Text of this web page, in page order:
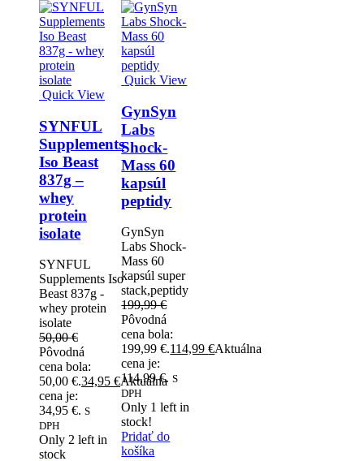
Quick View
SYNFUL
Supplements
Iso Beast
837g –
whey
protein
isolate
SYNFUL
Supplements Iso
Beast 837g -
whey protein
isolate
50,00€
Pôvodná
cena bola:
50,00 €.34,95 €Aktuálna
cena je:
34,95 €. S
DPH
Only 2 left in
stock
Quick View
GynSyn
Labs
Shock-
Mass 60
kapsúl
peptidy
GynSyn
Labs Shock-
Mass 60
kapsúl super
stack,peptidy
199,99€
Pôvodná
cena bola:
199,99 €.114,99€Aktuálna
cena je:
114,99 €. S
DPH
Only 1 left in
stock!
Pridať do
košíka